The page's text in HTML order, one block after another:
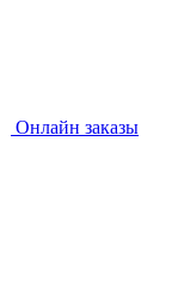
Онлайн заказы